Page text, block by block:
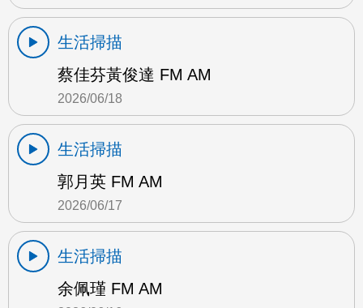
生活掃描
蔡佳芬黃俊達 FM AM
2026/06/18
生活掃描
郭月英 FM AM
2026/06/17
生活掃描
余佩瑾 FM AM